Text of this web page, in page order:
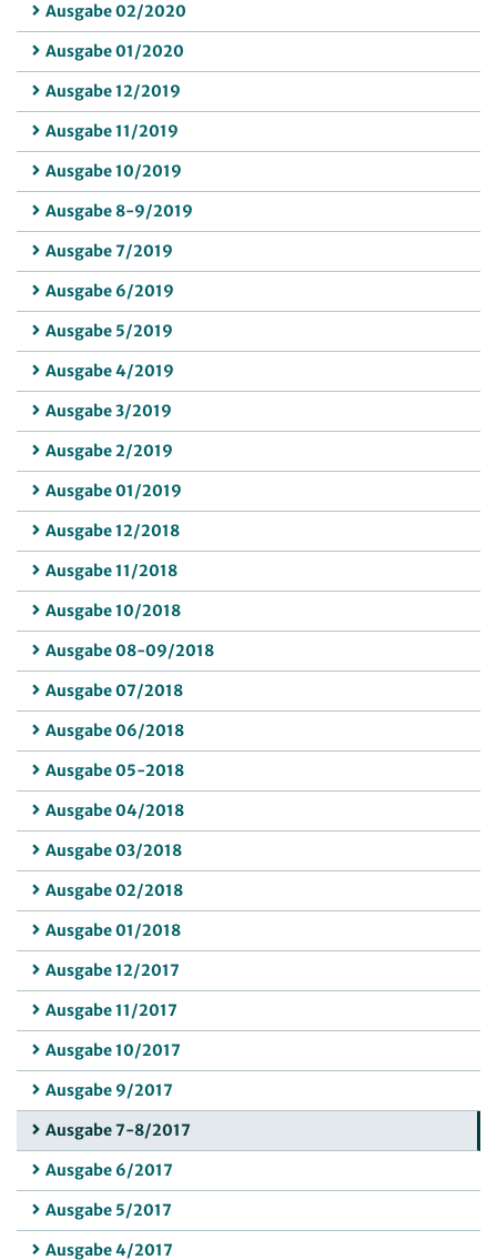
Ausgabe 02/2020
Ausgabe 01/2020
Ausgabe 12/2019
Ausgabe 11/2019
Ausgabe 10/2019
Ausgabe 8-9/2019
Ausgabe 7/2019
Ausgabe 6/2019
Ausgabe 5/2019
Ausgabe 4/2019
Ausgabe 3/2019
Ausgabe 2/2019
Ausgabe 01/2019
Ausgabe 12/2018
Ausgabe 11/2018
Ausgabe 10/2018
Ausgabe 08-09/2018
Ausgabe 07/2018
Ausgabe 06/2018
Ausgabe 05-2018
Ausgabe 04/2018
Ausgabe 03/2018
Ausgabe 02/2018
Ausgabe 01/2018
Ausgabe 12/2017
Ausgabe 11/2017
Ausgabe 10/2017
Ausgabe 9/2017
Ausgabe 7-8/2017
Ausgabe 6/2017
Ausgabe 5/2017
Ausgabe 4/2017